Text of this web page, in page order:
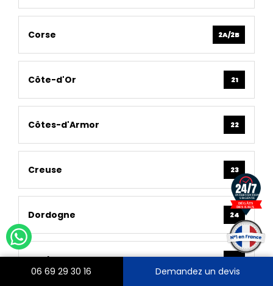
06 69 29 30 16 Demandez un devis
Corse 2A/2B
Côte-d'Or 21
Côtes-d'Armor 22
Creuse 23
Dordogne 24
Doubs 25